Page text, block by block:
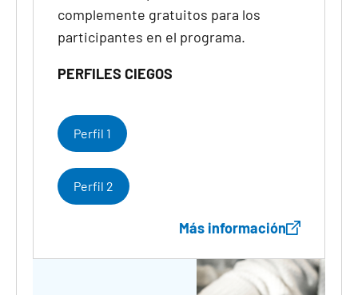
complemente gratuitos para los
participantes en el programa.
PERFILES CIEGOS
Perfil 1
Perfil 2
Más información